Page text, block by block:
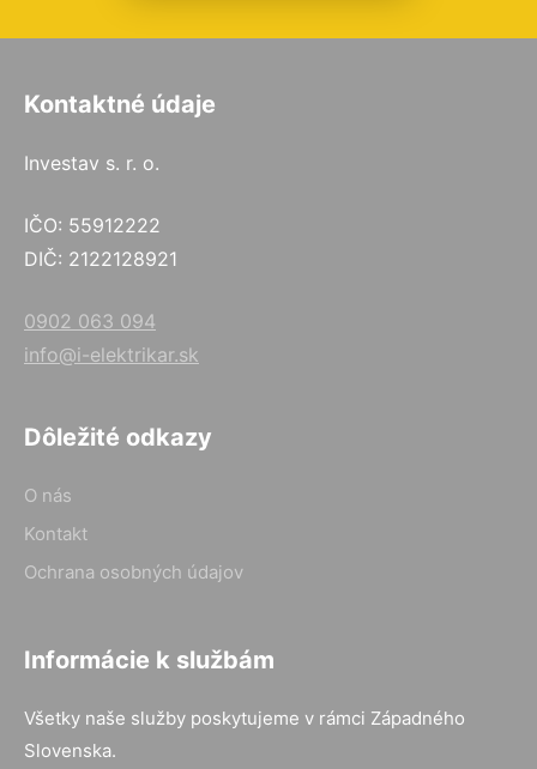
Kontaktné údaje
Investav s. r. o.
IČO: 55912222
DIČ: 2122128921
0902 063 094
info@i-elektrikar.sk
Dôležité odkazy
O nás
Kontakt
Ochrana osobných údajov
Informácie k službám
Všetky naše služby poskytujeme v rámci Západného
Slovenska.